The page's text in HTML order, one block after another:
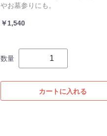
やお墓参りにも。
￥1,540
数量
カートに入れる